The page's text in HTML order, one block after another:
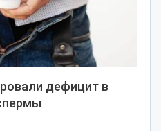
дефицит в